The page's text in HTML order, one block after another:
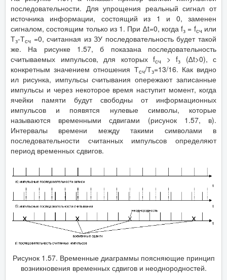
последовательности. Для упрощения реальный сигнал от
источника информации, состоящий из 1 и 0, заменен
сигналом, состоящим только из 1. При ∆t=0, когда fз = fсч или
Тз-Тсч =0, считанная из ЗУ последовательность будет такой
же. На рисунке 1.57, б показана последовательность
считываемых импульсов, для которых fсч > fз
(∆t>0), с
конкретным значением отношения Тсч/Тз=13/16. Как видно
ил рисунка, импульсы считывания опережают записанные
импульсы и через некоторое время наступит момент, когда
ячейки памяти будут свободны от информационных
импульсов и появятся нулевые символы, которые
называются временными сдвигами (рисунок 1.57, в).
Интервалы времени между такими символами в
последовательности считанных импульсов определяют
период временных сдвигов.
Рисунок 1.57. Временные диаграммы поясняющие принцип
возникновения временных сдвигов и неоднородностей.